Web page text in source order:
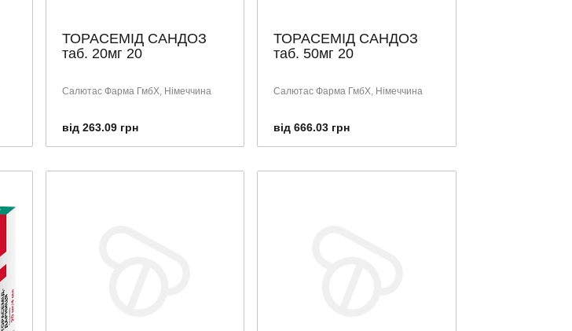
ТОРАСЕМІД САНДОЗ
таб. 20мг 20
Салютас Фарма ГмбХ, Німеччина
від 263.09 грн
ТОРАСЕМІД САНДОЗ
таб. 50мг 20
Салютас Фарма ГмбХ, Німеччина
від 666.03 грн